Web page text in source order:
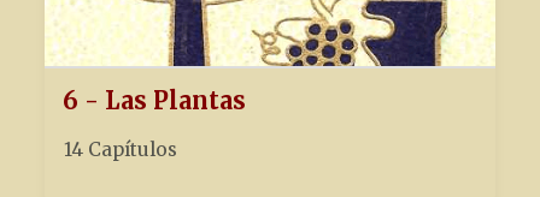
6 - Las Plantas
14 Capítulos